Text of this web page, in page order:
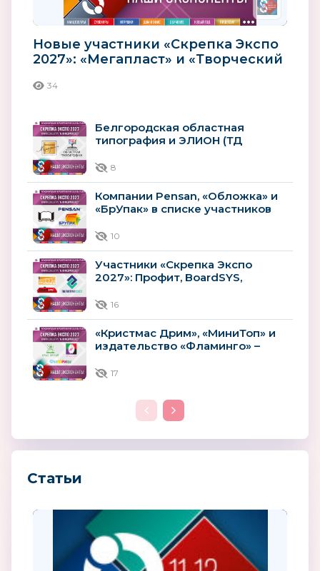
Новые участники «Скрепка Экспо
2027»: «Мегапласт» и «Творческий
34
Белгородская областная
типография и ЭЛИОН (ТД
«Скрепка Экспо 2027»
8
Компании Pensan, «Обложка» и
«БрУпак» в списке участников
10
Участники «Скрепка Экспо
2027»: Профит, BoardSYS,
16
«Кристмас Дрим», «МиниТоп» и
издательство «Фламинго» –
Экспо»...
17
Статьи